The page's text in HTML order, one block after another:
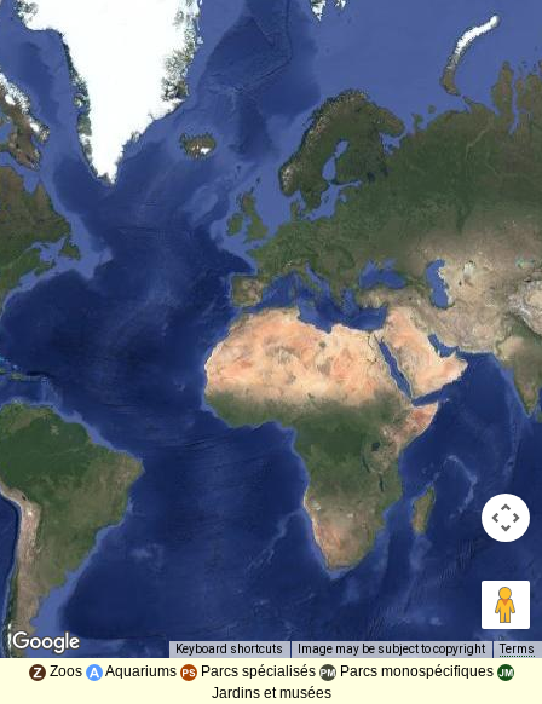
Keyboard shortcuts Image may be subject to copyright Terms
Zoos Aquariums Parcs spécialisés
Parcs monospécifiques
Jardins et musées